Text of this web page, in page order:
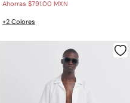
Ahorras $791.00 MXN
+2 Colores